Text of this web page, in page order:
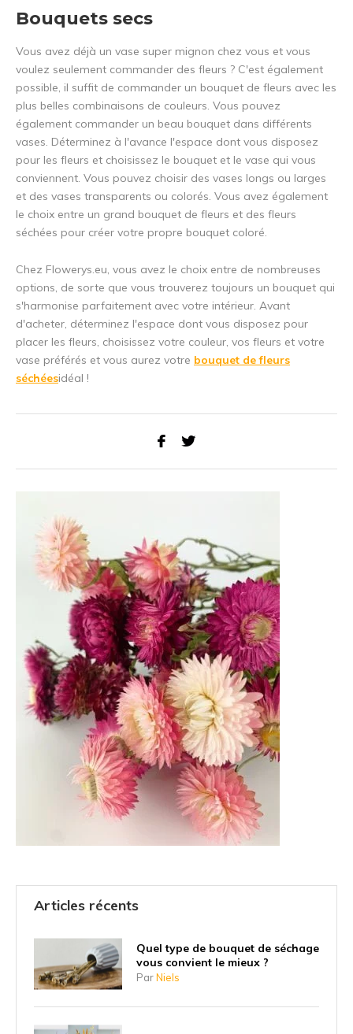
Bouquets secs
Vous avez déjà un vase super mignon chez vous et vous
voulez seulement commander des fleurs ? C'est également
possible, il suffit de commander un bouquet de fleurs avec les
plus belles combinaisons de couleurs. Vous pouvez
également commander un beau bouquet dans différents
vases. Déterminez à l'avance l'espace dont vous disposez
pour les fleurs et choisissez le bouquet et le vase qui vous
conviennent. Vous pouvez choisir des vases longs ou larges
et des vases transparents ou colorés. Vous avez également
le choix entre un grand bouquet de fleurs et des fleurs
séchées pour créer votre propre bouquet coloré.
Chez Flowerys.eu, vous avez le choix entre de nombreuses
options, de sorte que vous trouverez toujours un bouquet qui
s'harmonise parfaitement avec votre intérieur. Avant
d'acheter, déterminez l'espace dont vous disposez pour
placer les fleurs, choisissez votre couleur, vos fleurs et votre
vase préférés et vous aurez votre bouquet de fleurs
séchéesidéal !
Articles récents
Quel type de bouquet de séchage
vous convient le mieux ?
ParNiels
Inscrivez-vous à notre newsletter pour rester au courant de
premier achat ! 😀
S'abonner
Utilisez le code de réduction rapidement, avant qu'il n'expire !